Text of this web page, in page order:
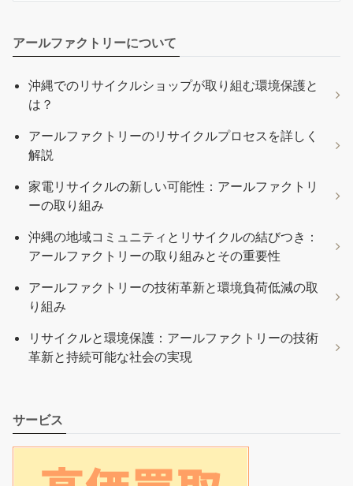
アールファクトリーについて
沖縄でのリサイクルショップが取り組む環境保護と
は？
アールファクトリーのリサイクルプロセスを詳しく
解説
家電リサイクルの新しい可能性：アールファクトリ
ーの取り組み
沖縄の地域コミュニティとリサイクルの結びつき：
アールファクトリーの取り組みとその重要性
アールファクトリーの技術革新と環境負荷低減の取
り組み
リサイクルと環境保護：アールファクトリーの技術
革新と持続可能な社会の実現
サービス